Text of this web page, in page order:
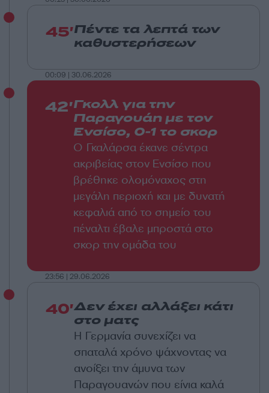
45'Πέντε τα λεπτά των
καθυστερήσεων
00:09 | 30.06.2026
42'Γκολλ για την
Παραγουάη με τον
Ενσίσο, 0-1 το σκορ
Ο Γκαλάρσα έκανε σέντρα
ακριβείας στον Ενσίσο που
βρέθηκε ολομόναχος στη
μεγάλη περιοχή και με δυνατή
κεφαλιά από το σημείο του
πέναλτι έβαλε μπροστά στο
σκορ την ομάδα του
23:56 | 29.06.2026
40'Δεν έχει αλλάξει κάτι
στο ματς
Η Γερμανία συνεχίζει να
σπαταλά χρόνο ψάχνοντας να
ανοίξει την άμυνα των
Παραγουανών που είνια καλά